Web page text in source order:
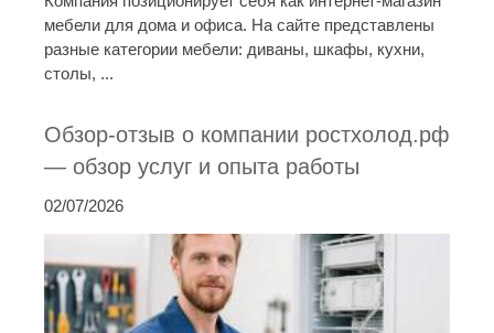
мебели для дома и офиса. На сайте представлены
разные категории мебели: диваны, шкафы, кухни,
столы, ...
Обзор-отзыв о компании ростхолод.рф
— обзор услуг и опыта работы
02/07/2026